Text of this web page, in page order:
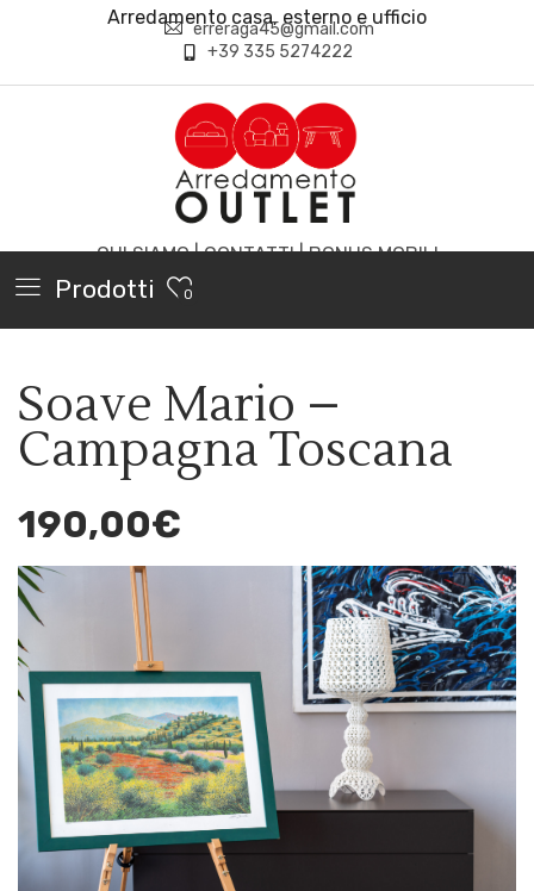
Arredamento casa, esterno e ufficio
erreraga45@gmail.com
+39 335 5274222
CHI SIAMO|CONTATTI|BONUS MOBILI
Prodotti 0
Soave Mario –
Campagna Toscana
190,00€